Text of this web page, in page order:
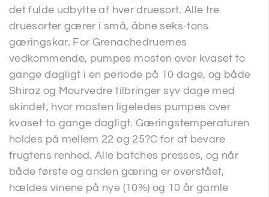
det fulde udbytte af hver druesort. Alle tre
druesorter gærer i små, åbne seks-tons
gæringskar. For Grenachedruernes
vedkommende, pumpes mosten over kvaset to
gange dagligt i en periode på 10 dage, og både
Shiraz og Mourvedre tilbringer syv dage med
skindet, hvor mosten ligeledes pumpes over
kvaset to gange dagligt. Gæringstemperaturen
holdes på mellem 22 og 25?C for at bevare
frugtens renhed. Alle batches presses, og når
både første og anden gæring er overstået,
hældes vinene på nye (10%) og 10 år gamle